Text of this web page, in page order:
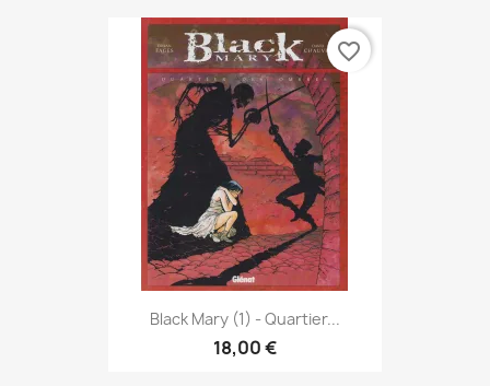
Black Mary (1) - Quartier...
18,00 €
favorite_border